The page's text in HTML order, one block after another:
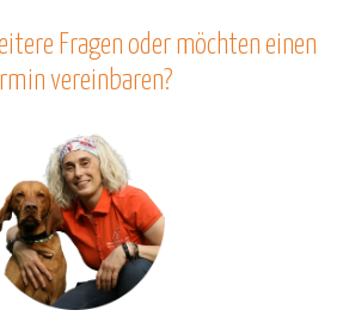
Fragen oder möchten einen
vereinbaren?